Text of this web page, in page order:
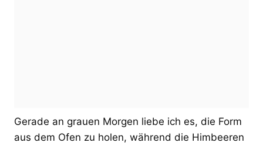
Gerade an grauen Morgen liebe ich es, die Form
aus dem Ofen zu holen, während die Himbeeren